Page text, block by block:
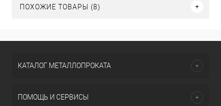
ПОХОЖИЕ ТОВАРЫ (8)
КАТАЛОГ МЕТАЛЛОПРОКАТА
ПОМОЩЬ И СЕРВИСЫ